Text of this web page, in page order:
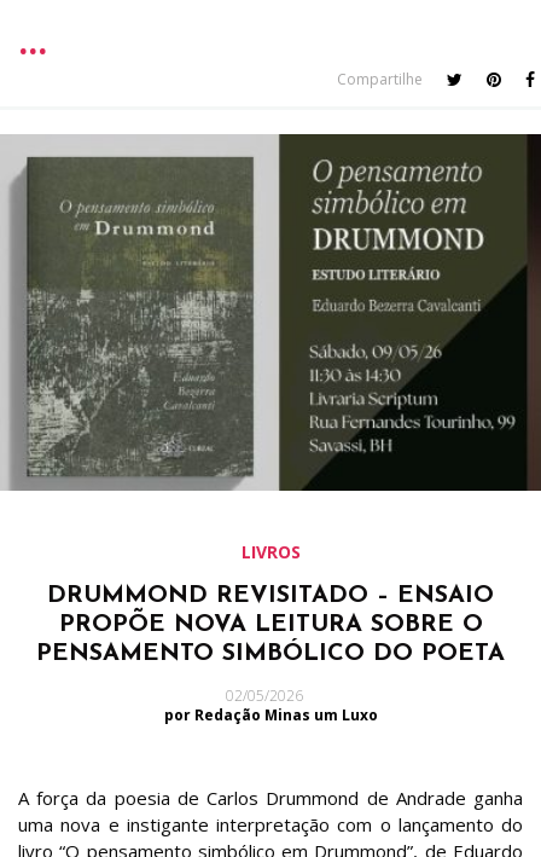
Compartilhe
LIVROS
DRUMMOND REVISITADO – ENSAIO
PROPÕE NOVA LEITURA SOBRE O
PENSAMENTO SIMBÓLICO DO POETA
02/05/2026
por Redação Minas um Luxo
A força da poesia de Carlos Drummond de Andrade ganha
uma nova e instigante interpretação com o lançamento do
livro “O pensamento simbólico em Drummond”, de Eduardo